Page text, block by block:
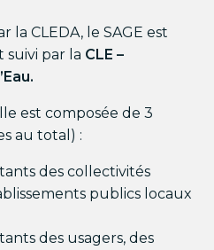
CLEDA, le SAGE est
par la CLE –
est composée de 3
au total) :
des collectivités
publics locaux
des usagers, des